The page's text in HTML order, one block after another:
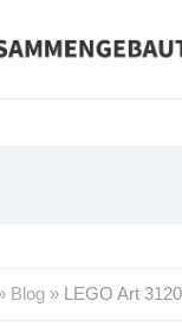
Blog » LEGO Art